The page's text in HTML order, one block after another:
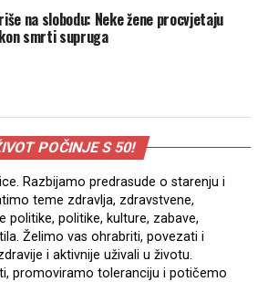
na slobodu: Neke žene procvjetaju
smrti supruga
POČINJE S 50!
Razbijamo predrasude o starenju i
teme zdravlja, zdravstvene,
politike, politike, kulture, zabave,
Želimo vas ohrabriti, povezati i
i aktivnije uživali u životu.
promoviramo toleranciju i potičemo